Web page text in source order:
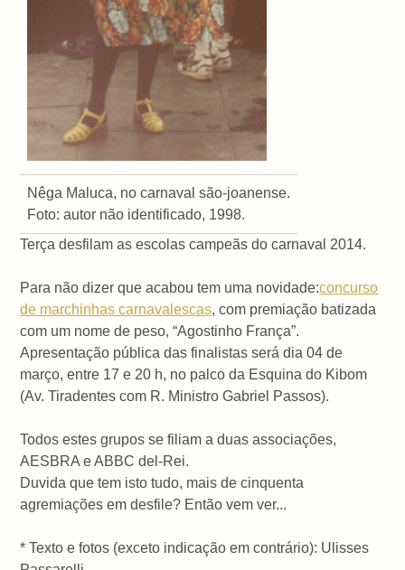
Nêga Maluca, no carnaval são-joanense.
Foto: autor não identificado, 1998.
Terça desfilam as escolas campeãs do carnaval 2014.
Para não dizer que acabou tem uma novidade:concurso
de marchinhas carnavalescas, com premiação batizada
com um nome de peso, “Agostinho França”.
Apresentação pública das finalistas será dia 04 de
março, entre 17 e 20 h, no palco da Esquina do Kibom
(Av. Tiradentes com R. Ministro Gabriel Passos).
Todos estes grupos se filiam a duas associações,
AESBRA e ABBC del-Rei.
Duvida que tem isto tudo, mais de cinquenta
agremiações em desfile? Então vem ver...
* Texto e fotos (exceto indicação em contrário): Ulisses